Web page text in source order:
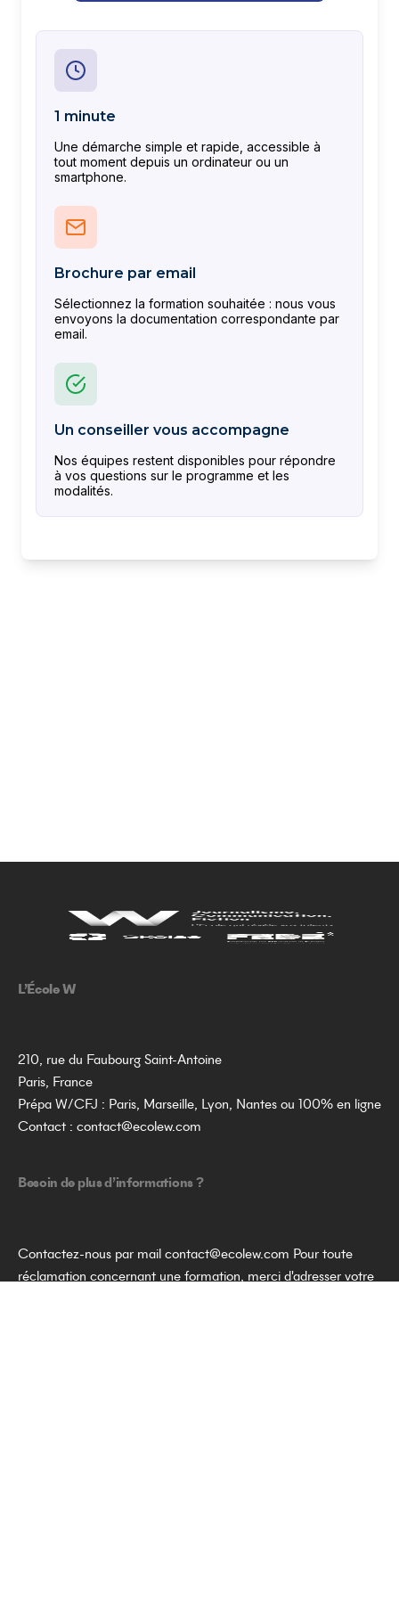
L’École W
210, rue du Faubourg Saint-Antoine
Paris, France
Prépa W/CFJ : Paris, Marseille, Lyon, Nantes ou 100% en ligne
Contact : contact@ecolew.com
Besoin de plus d’informations ?
Contactez-nous par mail contact@ecolew.com Pour toute
réclamation concernant une formation, merci d'adresser votre